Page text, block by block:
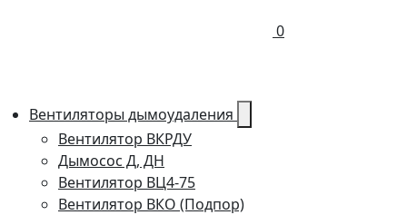
0
Вентиляторы дымоудаления
Вентилятор ВКРДУ
Дымосос Д, ДН
Вентилятор ВЦ4-75
Вентилятор ВКО (Подпор)